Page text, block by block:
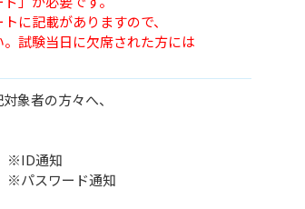
に記載がありますので、
試験当日に欠席された方には
象者の方々へ、
※ID通知
※パスワード通知